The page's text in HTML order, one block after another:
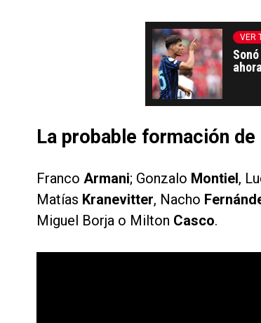
VER
La probable formación
Franco Armani; Gonzalo Montiel,
Matías Kranevitter, Nacho
Miguel Borja o Milton Casco.